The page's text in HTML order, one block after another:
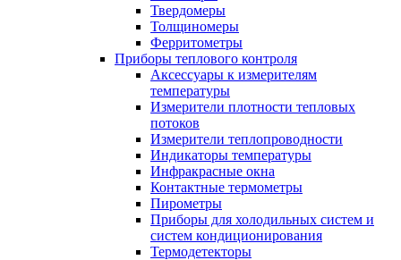
Твердомеры
Толщиномеры
Ферритометры
Приборы теплового контроля
Аксессуары к измерителям
температуры
Измерители плотности тепловых
потоков
Измерители теплопроводности
Индикаторы температуры
Инфракрасные окна
Контактные термометры
Пирометры
Приборы для холодильных систем и
систем кондиционирования
Термодетекторы